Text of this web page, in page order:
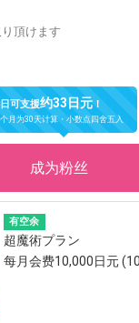
頂けます
可支援约33日元！
月为30天计算・小数点四舍五入
成为粉丝
有空余
超魔術プラン
每月会费10,000日元